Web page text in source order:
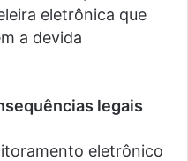
eletrônica que
a devida
legais
eletrônico